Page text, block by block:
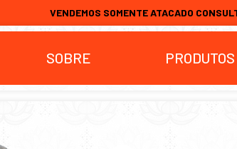
VENDEMOS SOMENTE ATACADO
SOBRE PRODUTOS